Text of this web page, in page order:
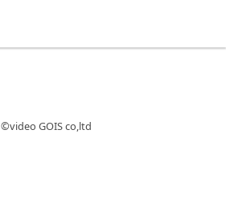
©︎video GOIS co,ltd